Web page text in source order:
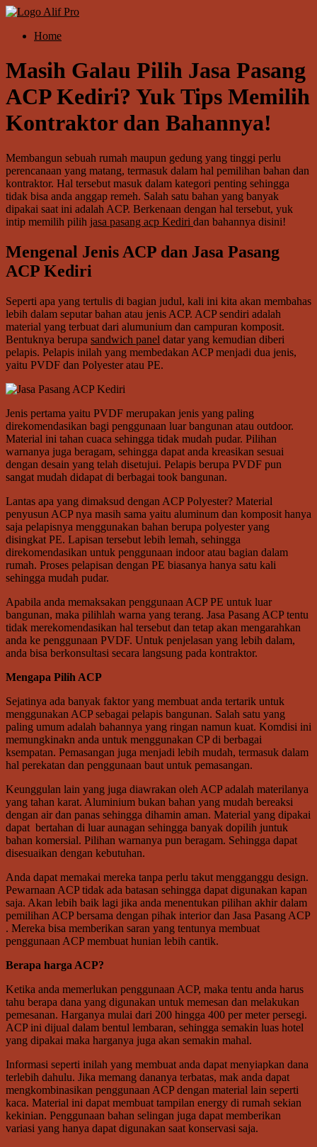
Skip
content
Alif
Menu Home
Masih Galau Pilih Jasa Pasang
ACP Kediri? Yuk Tips Memilih
Kontraktor dan Bahannya!
Membangun sebuah rumah maupun gedung yang tinggi perlu
perencanaan yang matang, termasuk dalam hal pemilihan bahan dan
kontraktor. Hal tersebut masuk dalam kategori penting sehingga
tidak bisa anda anggap remeh. Salah satu bahan yang banyak
dipakai saat ini adalah ACP. Berkenaan dengan hal tersebut, yuk
intip memilih pilih jasa pasang acp Kediri dan bahannya disini!
Mengenal Jenis ACP dan Jasa Pasang
ACP Kediri
Seperti apa yang tertulis di bagian judul, kali ini kita akan membahas
lebih dalam seputar bahan atau jenis ACP. ACP sendiri adalah
material yang terbuat dari alumunium dan campuran komposit.
Bentuknya berupa sandwich panel datar yang kemudian diberi
pelapis. Pelapis inilah yang membedakan ACP menjadi dua jenis,
yaitu PVDF dan Polyester atau PE.
Jenis pertama yaitu PVDF merupakan jenis yang paling
direkomendasikan bagi penggunaan luar bangunan atau outdoor.
Material ini tahan cuaca sehingga tidak mudah pudar. Pilihan
warnanya juga beragam, sehingga dapat anda kreasikan sesuai
dengan desain yang telah disetujui. Pelapis berupa PVDF pun
sangat mudah didapat di berbagai took bangunan.
Lantas apa yang dimaksud dengan ACP Polyester? Material
penyusun ACP nya masih sama yaitu aluminum dan komposit hanya
saja pelapisnya menggunakan bahan berupa polyester yang
disingkat PE. Lapisan tersebut lebih lemah, sehingga
direkomendasikan untuk penggunaan indoor atau bagian dalam
rumah. Proses pelapisan dengan PE biasanya hanya satu kali
sehingga mudah pudar.
Apabila anda memaksakan penggunaan ACP PE untuk luar
bangunan, maka pilihlah warna yang terang. Jasa Pasang ACP tentu
tidak merekomendasikan hal tersebut dan tetap akan mengarahkan
anda ke penggunaan PVDF. Untuk penjelasan yang lebih dalam,
anda bisa berkonsultasi secara langsung pada kontraktor.
Mengapa Pilih ACP
Sejatinya ada banyak faktor yang membuat anda tertarik untuk
menggunakan ACP sebagai pelapis bangunan. Salah satu yang
paling umum adalah bahannya yang ringan namun kuat. Komdisi ini
memungkinakn anda untuk menggunakan CP di berbagai
ksempatan. Pemasangan juga menjadi lebih mudah, termasuk dalam
hal perekatan dan penggunaan baut untuk pemasangan.
Keunggulan lain yang juga diawrakan oleh ACP adalah materilanya
yang tahan karat. Aluminium bukan bahan yang mudah bereaksi
dengan air dan panas sehingga dihamin aman. Material yang dipakai
dapat bertahan di luar aunagan sehingga banyak dopilih juntuk
bahan komersial. Pilihan warnanya pun beragam. Sehingga dapat
disesuaikan dengan kebutuhan.
Anda dapat memakai mereka tanpa perlu takut mengganggu design.
Pewarnaan ACP tidak ada batasan sehingga dapat digunakan kapan
saja. Akan lebih baik lagi jika anda menentukan pilihan akhir dalam
pemilihan ACP bersama dengan pihak interior dan Jasa Pasang ACP
. Mereka bisa memberikan saran yang tentunya membuat
penggunaan ACP membuat hunian lebih cantik.
Berapa harga ACP?
Ketika anda memerlukan penggunaan ACP, maka tentu anda harus
tahu berapa dana yang digunakan untuk memesan dan melakukan
pemesanan. Harganya mulai dari 200 hingga 400 per meter persegi.
ACP ini dijual dalam bentul lembaran, sehingga semakin luas hotel
yang dipakai maka harganya juga akan semakin mahal.
Informasi seperti inilah yang membuat anda dapat menyiapkan dana
terlebih dahulu. Jika memang dananya terbatas, mak anda dapat
mengkombinasikan penggunaan ACP dengan material lain seperti
kaca. Material ini dapat membuat tampilan energy di rumah sekian
kekinian. Penggunaan bahan selingan juga dapat memberikan
variasi yang hanya dapat digunakan saat konservasi saja.